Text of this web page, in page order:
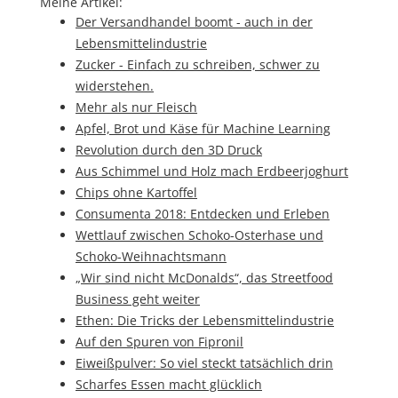
Der Versandhandel boomt - auch in der
Lebensmittelindustrie
Zucker - Einfach zu schreiben, schwer zu
widerstehen.
Mehr als nur Fleisch
Apfel, Brot und Käse für Machine Learning
Revolution durch den 3D Druck
Aus Schimmel und Holz mach Erdbeerjoghurt
Chips ohne Kartoffel
Consumenta 2018: Entdecken und Erleben
Wettlauf zwischen Schoko-Osterhase und
Schoko-Weihnachtsmann
„Wir sind nicht McDonalds“, das Streetfood
Business geht weiter
Ethen: Die Tricks der Lebensmittelindustrie
Auf den Spuren von Fipronil
Eiweißpulver: So viel steckt tatsächlich drin
Scharfes Essen macht glücklich